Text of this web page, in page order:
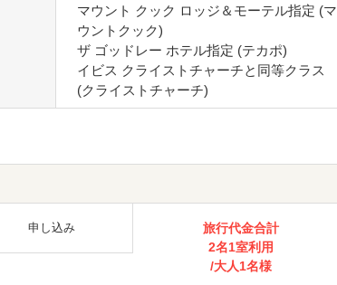
マウント クック ロッジ＆モーテル指定 (マ
ウントクック)
ザ ゴッドレー ホテル指定 (テカポ)
イビス クライストチャーチと同等クラス
(クライストチャーチ)
申し込み
旅行代金合計
2名1室利用
/大人1名様